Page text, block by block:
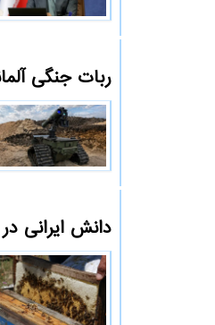
ربات جنگی
دانش ایرانی